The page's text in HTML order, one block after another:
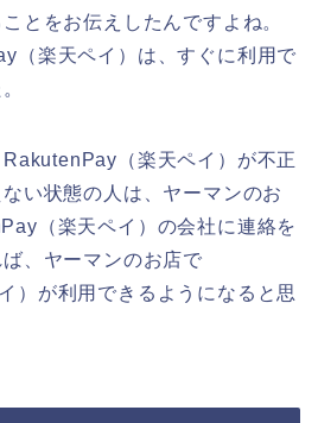
とをお伝えしたんですよね。
（楽天ペイ）は、すぐに利用で
（楽天ペイ）が不正
い状態の人は、ヤーマンのお
（楽天ペイ）の会社に連絡を
、ヤーマンのお店で
）が利用できるようになると思